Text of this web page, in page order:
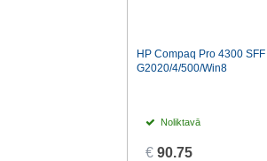
HP Compaq Pro 4300
G2020/4/500/Win8
Noliktavā
€ 90.75